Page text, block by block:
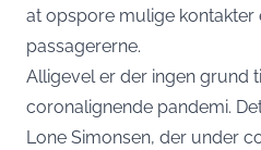
at opspore mulige
passagererne.
Alligevel er der ingen grund
coronalignende pandemi.
Lone Simonsen, der under